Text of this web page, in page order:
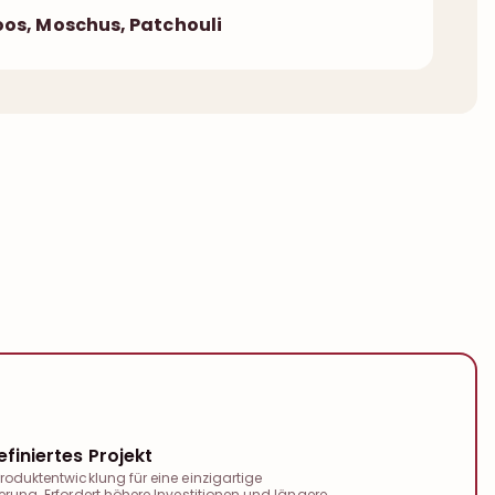
Moschus, Patchouli
Projekt
für eine einzigartige